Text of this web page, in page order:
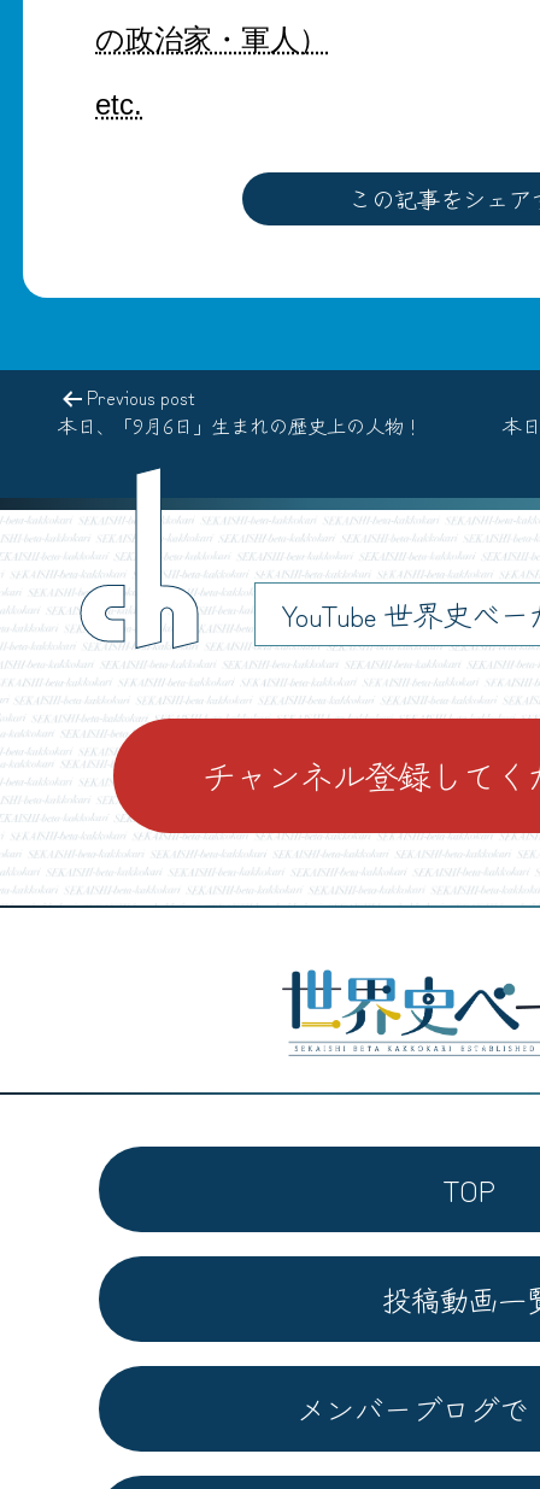
の政治家・軍人）
etc.
この記事をシェア
Previous post
本日、「9月6日」生まれの歴史上の人物！
本
YouTube 世界史べ
ch
チャンネル登録して
TOP
投稿動画一
メンバーブログで